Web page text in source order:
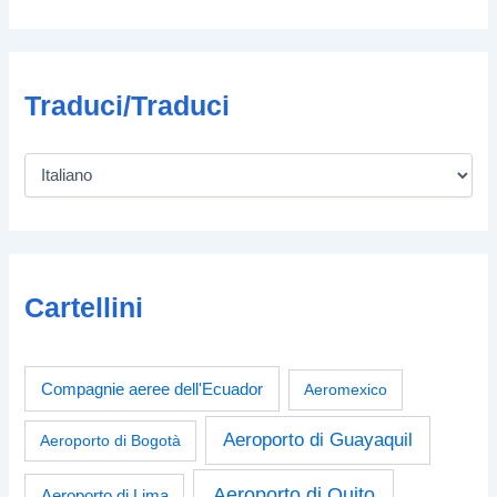
Traduci/Traduci
Cartellini
Compagnie aeree dell'Ecuador Aeromexico
Aeroporto di Bogotà Aeroporto di Guayaquil